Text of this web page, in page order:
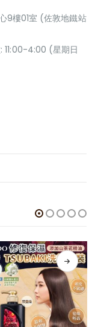
9樓01室 (佐敦地鐵站
11:00-4:00 (星期日